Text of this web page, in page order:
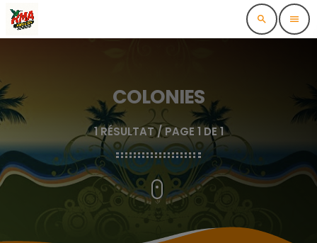
search menu
COLONIES
1 RÉSULTAT / PAGE 1 DE 1